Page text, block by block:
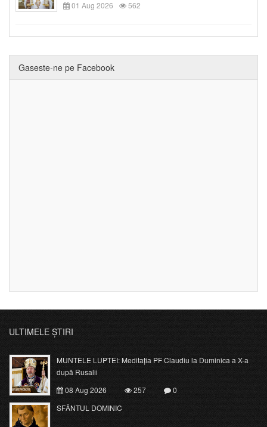
01 Aug 2026
562
Gaseste-ne pe Facebook
ULTIMELE ȘTIRI
MUNTELE LUPTEI: Meditația PF Claudiu la Duminica a X-a
după Rusalii
08 Aug 2026
257
0
SFÂNTUL DOMINIC